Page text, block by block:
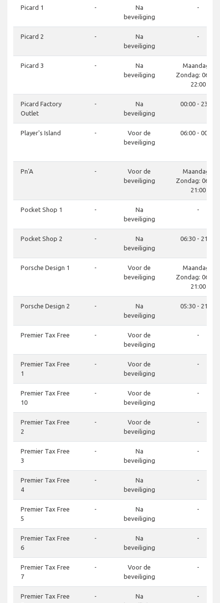
Picard 1 -
Na
beveiliging
-
Picard 2 -
Na
beveiliging
-
Picard 3 -
Na
beveiliging
Maandag -
Zondag: 06:00
22:00
Picard Factory
Outlet
-
Na
beveiliging
00:00 - 23:59
Player's Island -
Voor de
beveiliging
06:00 - 00:00
Pn'A -
Voor de
beveiliging
Maandag -
Zondag: 06:00
21:00
Pocket Shop 1 -
Na
beveiliging
-
Pocket Shop 2 -
Na
beveiliging
06:30 - 21:30
Porsche Design 1 -
Voor de
beveiliging
Maandag -
Zondag: 06:00
21:00
Porsche Design 2 -
Na
beveiliging
05:30 - 21:30
Premier Tax Free -
Voor de
beveiliging
-
Premier Tax Free
1
-
Voor de
beveiliging
-
Premier Tax Free
10
-
Voor de
beveiliging
-
Premier Tax Free
2
-
Voor de
beveiliging
-
Premier Tax Free
3
-
Na
beveiliging
-
Premier Tax Free
4
-
Na
beveiliging
-
Premier Tax Free
5
-
Na
beveiliging
-
Premier Tax Free
6
-
Na
beveiliging
-
Premier Tax Free
7
-
Voor de
beveiliging
-
Premier Tax Free
-
Na
-